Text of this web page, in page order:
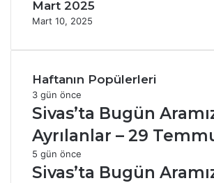
Mart 2025
Mart 10, 2025
Haftanın Popülerleri
3 gün önce
Sivas’ta Bugün
Ayrılanlar – 29
5 gün önce
Sivas’ta Bugün